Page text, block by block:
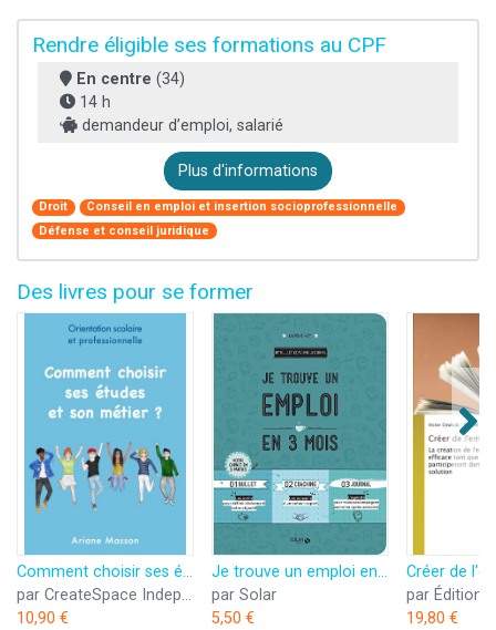
Rendre éligible ses formations au CPF
En centre (34)
14 h
demandeur d’emploi, salarié
Plus d'informations
Droit
Conseil en emploi et insertion socioprofessionnelle
Défense et conseil juridique
Des livres pour se former
Comment choisir ses études et son métier: Orientation scolaire et professionnelle
par CreateSpace Independent Publishing Platform
10,90 €
Je trouve un emploi en 3 mois
par Solar
5,50 €
19,80 €